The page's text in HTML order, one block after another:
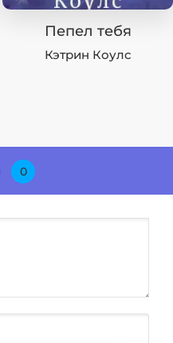
Пепел тебя
Кэтрин Коулс
0